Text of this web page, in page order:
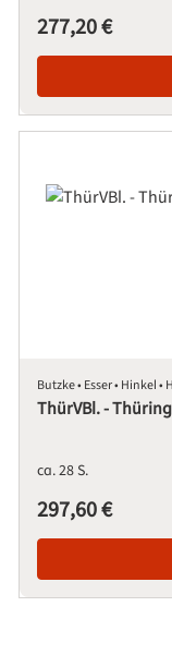
Regulärer Preis:
277,20 €
Butzke • Esser • Hinkel
ThürVBl. -
ca. 28 S.
Regulärer Preis:
297,60 €